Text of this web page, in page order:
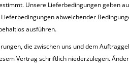
Unsere Lieferbedingungen gelten
abweichender
ausführen.
die zwischen uns und dem
Vertrag schriftlich niederzulegen.